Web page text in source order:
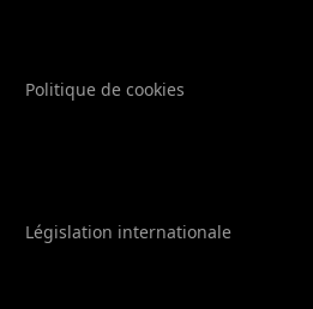
Politique de cookies
Législation internationale